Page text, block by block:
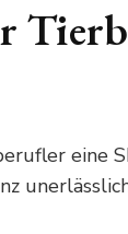
eine